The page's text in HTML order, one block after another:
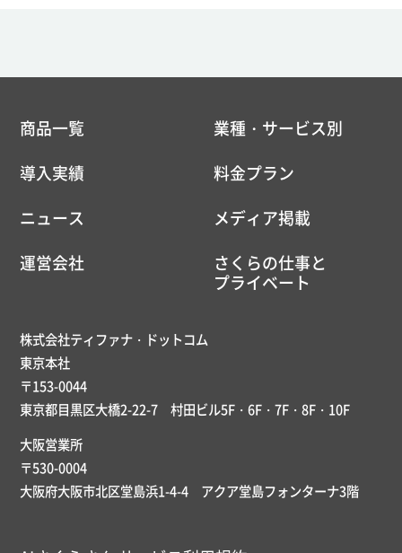
商品一覧
業種・サービス別
導入実績
料金プラン
ニュース
メディア掲載
運営会社
さくらの仕事と
プライベート
株式会社ティファナ・ドットコム
東京本社
〒153-0044
東京都目黒区大橋2-22-7 村田ビル5F・6F・7F・8F・10F
大阪営業所
〒530-0004
大阪府大阪市北区堂島浜1-4-4 アクア堂島フォンターナ3階